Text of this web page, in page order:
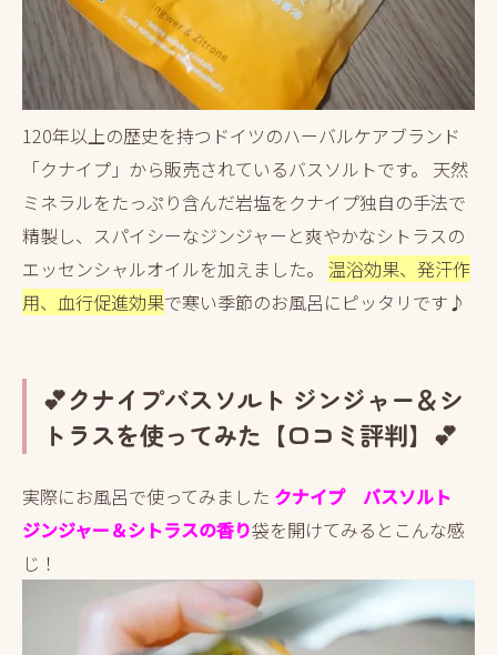
120年以上の歴史を持つドイツのハーバルケアブランド
「クナイプ」から販売されているバスソルトです。 天然
ミネラルをたっぷり含んだ岩塩をクナイプ独自の手法で
精製し、スパイシーなジンジャーと爽やかなシトラスの
エッセンシャルオイルを加えました。 温浴効果、発汗作
用、血行促進効果で寒い季節のお風呂にピッタリです♪
💕クナイプバスソルト ジンジャー＆シ
トラスを使ってみた【口コミ評判】💕
実際にお風呂で使ってみました クナイプ バスソルト
ジンジャー＆シトラスの香り袋を開けてみるとこんな感
じ！